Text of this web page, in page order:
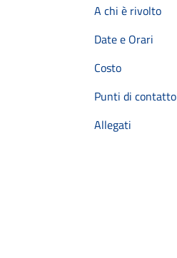
A chi è rivolto
Date e Orari
Costo
Punti di contatto
Allegati